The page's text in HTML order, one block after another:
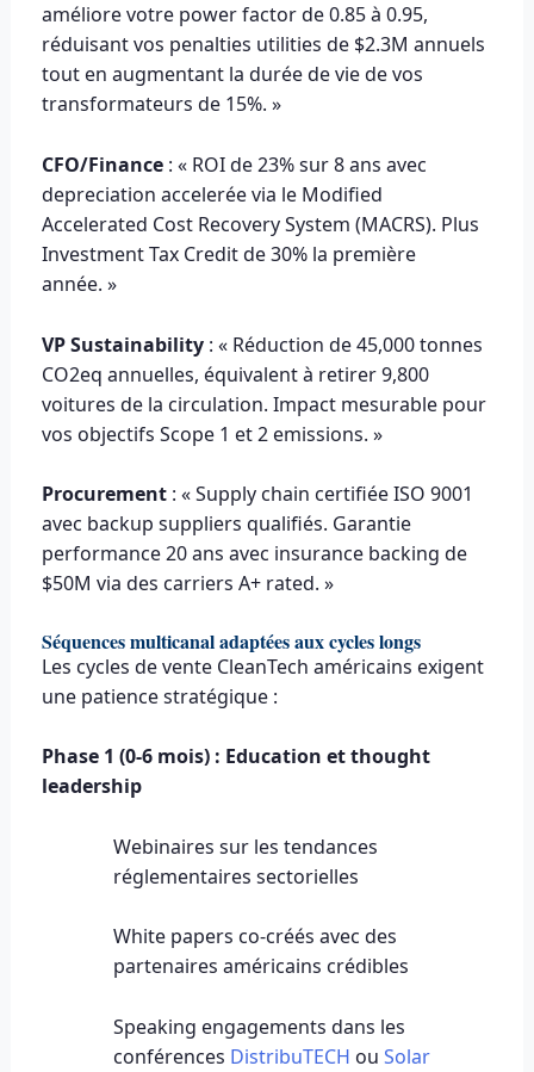
améliore votre power factor de 0.85 à 0.95,
réduisant vos penalties utilities de $2.3M annuels
tout en augmentant la durée de vie de vos
transformateurs de 15%. »
CFO/Finance : « ROI de 23% sur 8 ans avec
depreciation accelerée via le Modified
Accelerated Cost Recovery System (MACRS). Plus
Investment Tax Credit de 30% la première
année. »
VP Sustainability: « Réduction de 45,000 tonnes
CO2eq annuelles, équivalent à retirer 9,800
voitures de la circulation. Impact mesurable pour
vos objectifs Scope 1 et 2 emissions. »
Procurement : « Supply chain certifiée ISO 9001
avec backup suppliers qualifiés. Garantie
performance 20 ans avec insurance backing de
$50M via des carriers A+ rated. »
Séquences multicanal adaptées aux cycles longs
Les cycles de vente CleanTech américains exigent
une patience stratégique :
Phase 1 (0-6 mois) : Education et thought
leadership
Webinaires sur les tendances
réglementaires sectorielles
White papers co-créés avec des
partenaires américains crédibles
Speaking engagements dans les
conférences DistribuTECH ou Solar